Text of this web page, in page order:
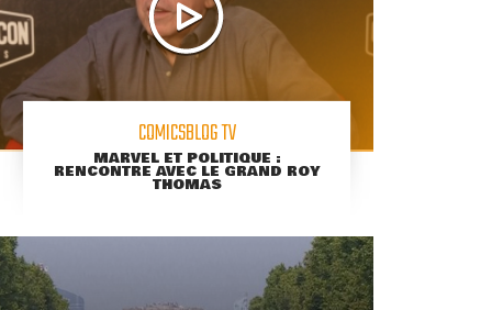
COMICSBLOG TV
MARVEL ET POLITIQUE :
RENCONTRE AVEC LE GRAND ROY
THOMAS